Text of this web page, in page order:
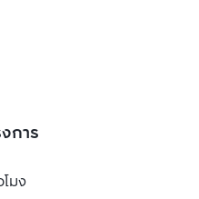
การ
มง